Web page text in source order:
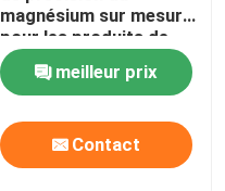
magnésium sur mesure
pour les produits de
boîtes de vitesses
meilleur prix
Contact